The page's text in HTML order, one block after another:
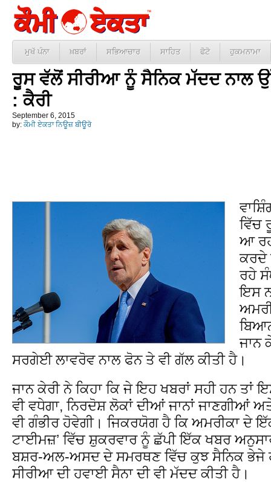
ਮੁਖੱ ਪੰਨਾ ਖ਼ਬਰਾਂ ਸਭਿਆਚਾਰ ਸਾਹਿਤ ਫੋਟੋ ਹੁਕਮਨਾਮਾ
ਰੂਸ ਵੱਲੋਂ ਸੀਰੀਆ ਨੂੰ ਸੈਨਿਕ ਮੱਦਦ ਨਾਲ
: ਕੈਰੀ
September 6, 2015
by: ਕੌਮੀ ਏਕਤਾ ਨਿਊਜ਼ ਬੀਊਰੋ
ਵਿੱਚ
ਆ
ਕਰਦੇ
ਰਹੇ
ਇਸ
ਜਾਨ
ਸਰਗੇਈ ਲਾਵਰੋਵ ਨਾਲ ਫੋਨ ਤੇ ਵੀ ਗੱਲ ਕੀਤੀ ਹੈ।
ਜਾਨ ਕੇਰੀ ਨੇ ਕਿਹਾ ਕਿ ਜੇ ਇਹ ਖਬਰਾਂ ਸਹੀ ਹਨ ਤਾਂ
ਵੀ ਵਧੇਗਾ, ਨਿਰਦੋਸ਼ ਲੋਕਾਂ ਦੀਆਂ ਜਾਨਾਂ ਜਾਣਗੀਆਂ
ਵੀ ਗੰਭੀਰ ਹੋਵੇਗੀ। ਜਿਕਰਯੋਗ ਹੈ ਕਿ ਅਮਰੀਕਾ ਦੇ
ਟਾਈਮਜ਼’ ਵਿੱਚ ਸ਼ੁਕਰਵਾਰ ਨੂੰ ਛੱਪੀ ਇੱਕ ਖਬਰ
ਬਸ਼ਰ-ਅਲ-ਅਸਦ ਦੇ ਸਮਰਥਣ ਵਿੱਚ ਕੁਝ ਸੈਨਿਕ ਭੇਜੇ
ਸੀਰੀਆ ਦੀ ਹਵਾਈ ਸੈਨਾ ਦੀ ਵੀ ਮੱਦਦ ਕੀਤੀ ਹੈ।